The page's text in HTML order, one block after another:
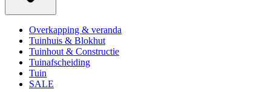
Overkapping & veranda
Tuinhuis & Blokhut
Tuinhout & Constructie
Tuinafscheiding
Tuin
SALE